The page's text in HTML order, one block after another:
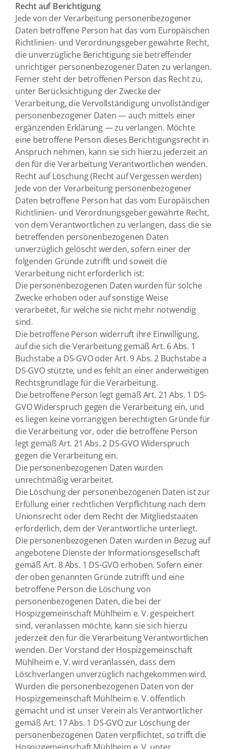
Recht auf Berichtigung
Jede von der Verarbeitung personenbezogener
Daten betroffene Person hat das vom Europäischen
Richtlinien- und Verordnungsgeber gewährte Recht,
die unverzügliche Berichtigung sie betreffender
unrichtiger personenbezogener Daten zu verlangen.
Ferner steht der betroffenen Person das Recht zu,
unter Berücksichtigung der Zwecke der
Verarbeitung, die Vervollständigung unvollständiger
personenbezogener Daten — auch mittels einer
ergänzenden Erklärung — zu verlangen. Möchte
eine betroffene Person dieses Berichtigungsrecht in
Anspruch nehmen, kann sie sich hierzu jederzeit an
den für die Verarbeitung Verantwortlichen wenden.
Recht auf Löschung (Recht auf Vergessen werden)
Jede von der Verarbeitung personenbezogener
Daten betroffene Person hat das vom Europäischen
Richtlinien- und Verordnungsgeber gewährte Recht,
von dem Verantwortlichen zu verlangen, dass die sie
betreffenden personenbezogenen Daten
unverzüglich gelöscht werden, sofern einer der
folgenden Gründe zutrifft und soweit die
Verarbeitung nicht erforderlich ist:
Die personenbezogenen Daten wurden für solche
Zwecke erhoben oder auf sonstige Weise
verarbeitet, für welche sie nicht mehr notwendig
sind.
Die betroffene Person widerruft ihre Einwilligung,
auf die sich die Verarbeitung gemäß Art. 6 Abs. 1
Buchstabe a DS-GVO oder Art. 9 Abs. 2 Buchstabe a
DS-GVO stützte, und es fehlt an einer anderweitigen
Rechtsgrundlage für die Verarbeitung.
Die betroffene Person legt gemäß Art. 21 Abs. 1 DS-
GVO Widerspruch gegen die Verarbeitung ein, und
es liegen keine vorrangigen berechtigten Gründe für
die Verarbeitung vor, oder die betroffene Person
legt gemäß Art. 21 Abs. 2 DS-GVO Widerspruch
gegen die Verarbeitung ein.
Die personenbezogenen Daten wurden
unrechtmäßig verarbeitet.
Die Löschung der personenbezogenen Daten ist zur
Erfüllung einer rechtlichen Verpflichtung nach dem
Unionsrecht oder dem Recht der Mitgliedstaaten
erforderlich, dem der Verantwortliche unterliegt.
Die personenbezogenen Daten wurden in Bezug auf
angebotene Dienste der Informationsgesellschaft
gemäß Art. 8 Abs. 1 DS-GVO erhoben. Sofern einer
der oben genannten Gründe zutrifft und eine
betroffene Person die Löschung von
personenbezogenen Daten, die bei der
Hospizgemeinschaft Mühlheim e. V. gespeichert
sind, veranlassen möchte, kann sie sich hierzu
jederzeit den für die Verarbeitung Verantwortlichen
wenden. Der Vorstand der Hospizgemeinschaft
Mühlheim e. V. wird veranlassen, dass dem
Löschverlangen unverzüglich nachgekommen wird.
Wurden die personenbezogenen Daten von der
Hospizgemeinschaft Mühlheim e. V. öffentlich
gemacht und ist unser Verein als Verantwortlicher
gemäß Art. 17 Abs. 1 DS-GVO zur Löschung der
personenbezogenen Daten verpflichtet, so trifft die